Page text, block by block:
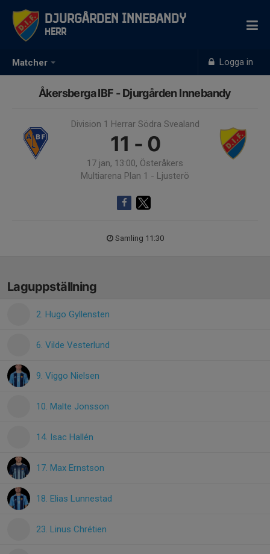
Matcher Logga in
Djurgården Innebandy
Herr
Åkersberga IBF - Djurgården Innebandy
Division 1 Herrar Södra Svealand
11 - 0
17 jan, 13:00, Österåkers
Multiarena Plan 1 - Ljusterö
Samling 11:30
Laguppställning
2. Hugo Gyllensten
6. Vilde Vesterlund
9. Viggo Nielsen
10. Malte Jonsson
14. Isac Hallén
17. Max Ernstson
18. Elias Lunnestad
23. Linus Chrétien